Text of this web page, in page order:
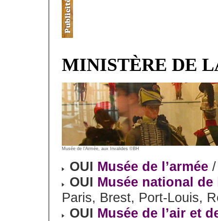
MINISTÈRE DE
Musée de l’Armée, aux Invalides ©BH
OUI Musée de l’armée
OUI Musée national de
Paris, Brest, Port-Louis,
OUI Musée de l’air et